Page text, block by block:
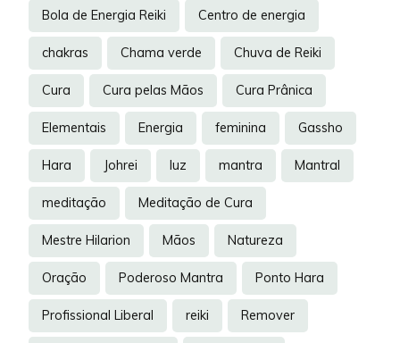
Bola de Energia Reiki Centro de energia
chakras Chama verde Chuva de Reiki
Cura Cura pelas Mãos Cura Prânica
Elementais Energia feminina Gassho
Hara Johrei luz mantra Mantral
meditação Meditação de Cura
Mestre Hilarion Mãos Natureza
Oração Poderoso Mantra Ponto Hara
Profissional Liberal reiki Remover